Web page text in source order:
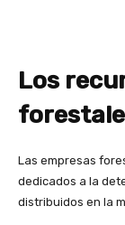
Los
Las empresas
dedicados a la
distribuidos en la